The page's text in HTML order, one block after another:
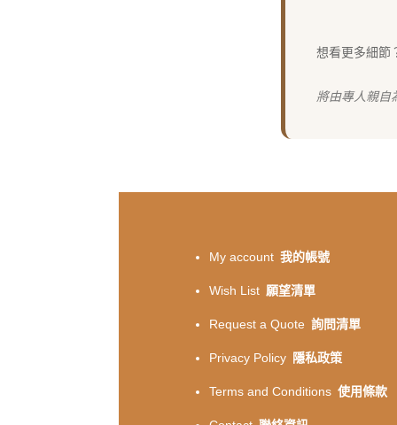
想看更多細節
將由專人親自
My account 我的帳號
Wish List 願望清單
Request a Quote 詢問清單
Privacy Policy 隱私政策
Terms and Conditions 使用條款